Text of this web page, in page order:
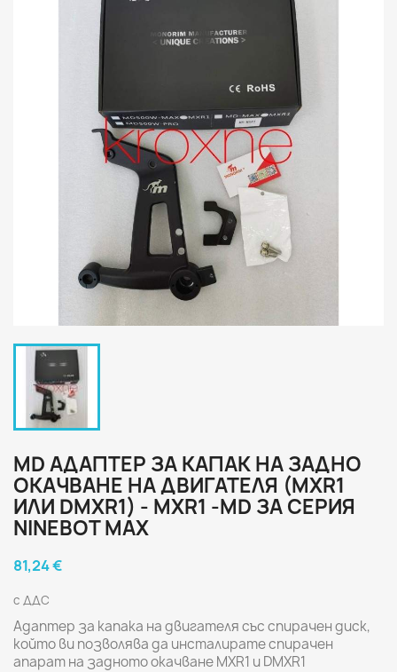
MD АДАПТЕР ЗА КАПАК НА ЗАДНО
ОКАЧВАНЕ НА ДВИГАТЕЛЯ (MXR1
ИЛИ DMXR1) - MXR1 -MD ЗА СЕРИЯ
NINEBOT MAX
81,24 €
с ДДС
Адаптер за капака на двигателя със спирачен диск,
който ви позволява да инсталирате спирачен
апарат на задното окачване MXR1 и DMXR1